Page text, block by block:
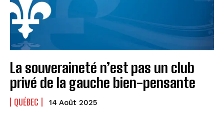
La souveraineté n’est pas un club
privé de la gauche bien-pensante
QUÉBEC 14 Août 2025